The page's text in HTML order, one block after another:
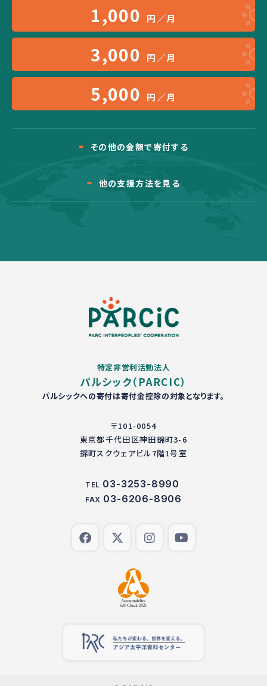
1,000 円／月
3,000 円／月
5,000 円／月
その他の金額で寄付する
他の支援方法を見る
特定非営利活動法人
パルシック（PARCIC）
パルシックへの寄付は寄付金控除の対象となります。
〒101-0054
東京都千代田区神田錦町3-6
錦町スクウェアビル7階1号室
TEL 03-3253-8990
FAX 03-6206-8906